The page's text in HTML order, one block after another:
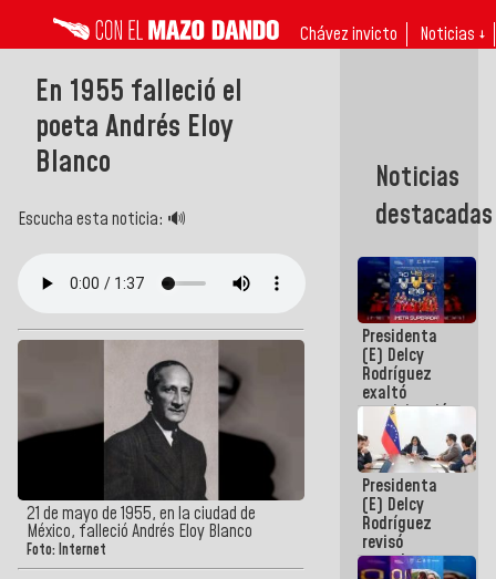
Chávez invicto Noticias ↓
En 1955 falleció el
poeta Andrés Eloy
Blanco
Escucha esta noticia: 🔊
21 de mayo de 1955, en la ciudad de
México, falleció Andrés Eloy Blanco
Foto: Internet
Noticias
destacadas
Presidenta
(E) Delcy
Rodríguez
exaltó
participación
de
Venezuela
en Juegos
Centroamericanos
y del Caribe
2026
Presidenta
(E) Delcy
Rodríguez
revisó
agenda